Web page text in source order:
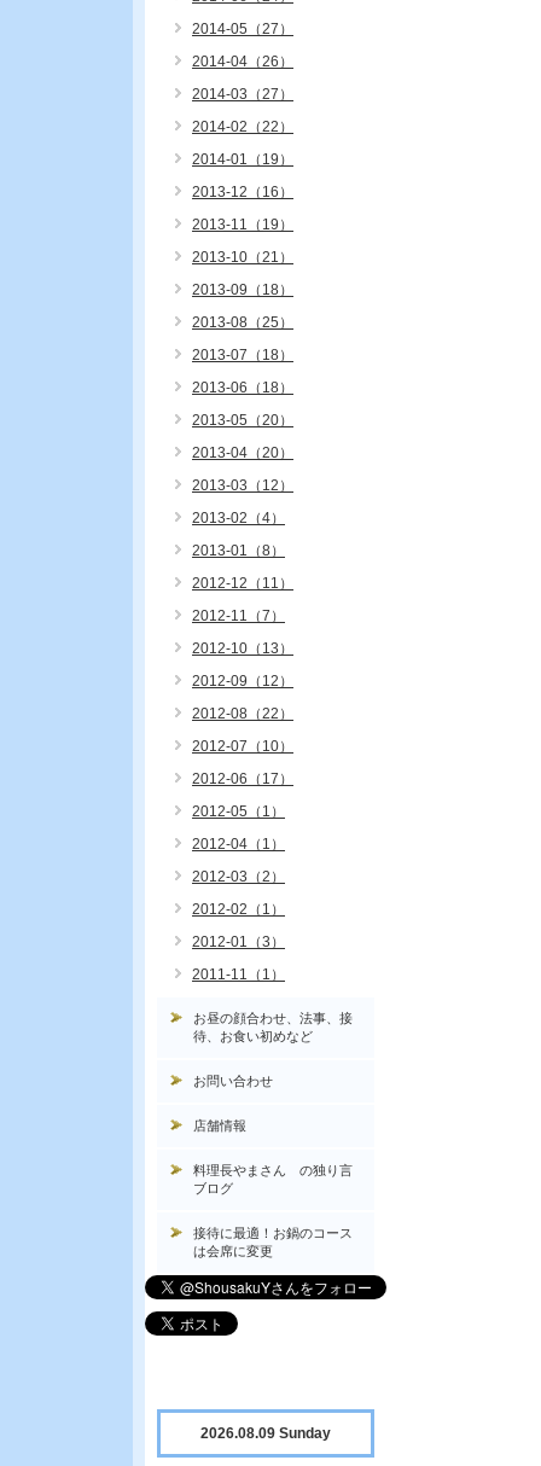
2014-05（27）
2014-04（26）
2014-03（27）
2014-02（22）
2014-01（19）
2013-12（16）
2013-11（19）
2013-10（21）
2013-09（18）
2013-08（25）
2013-07（18）
2013-06（18）
2013-05（20）
2013-04（20）
2013-03（12）
2013-02（4）
2013-01（8）
2012-12（11）
2012-11（7）
2012-10（13）
2012-09（12）
2012-08（22）
2012-07（10）
2012-06（17）
2012-05（1）
2012-04（1）
2012-03（2）
2012-02（1）
2012-01（3）
2011-11（1）
お昼の顔合わせ、法事、接
待、お食い初めなど
お問い合わせ
店舗情報
料理長やまさん の独り言
ブログ
接待に最適！お鍋のコース
は会席に変更
2026.08.09 Sunday